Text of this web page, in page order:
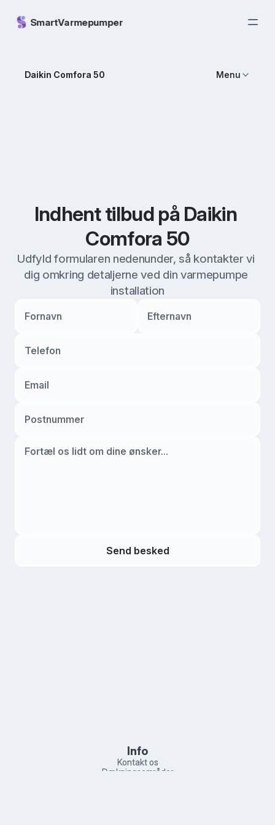
SmartVarmepumper
Daikin Comfora 50 Menu
Indhent tilbud på Daikin
Comfora 50
Udfyld formularen nedenunder, så kontakter vi
dig omkring detaljerne ved din varmepumpe
installation
Fornavn Efternavn
Telefon
Email
Postnummer
Fortæl os lidt om dine ønsker...
Send besked
Info
Kontakt os
Dækningsområder